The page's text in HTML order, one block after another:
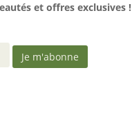
et offres exclusives !